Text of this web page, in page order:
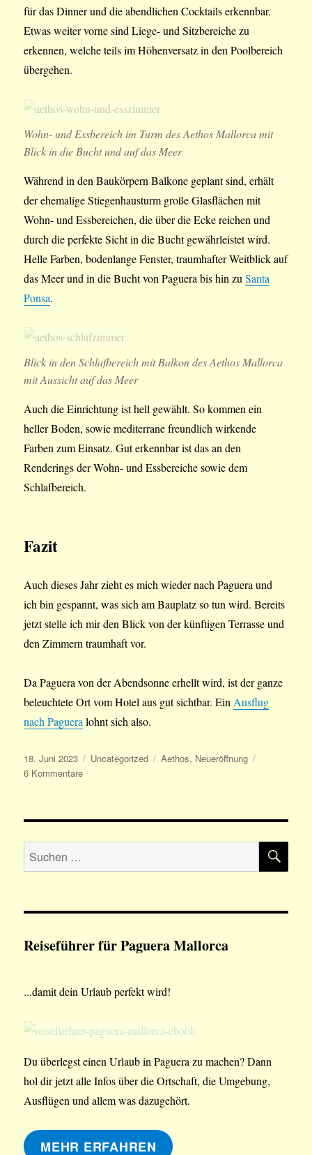
für das Dinner und die abendlichen Cocktails erkennbar.
Etwas weiter vorne sind Liege- und Sitzbereiche zu
erkennen, welche teils im Höhenversatz in den Poolbereich
übergehen.
Wohn- und Essbereich im Turm des Aethos Mallorca mit
Blick in die Bucht und auf das Meer
Während in den Baukörpern Balkone geplant sind, erhält
der ehemalige Stiegenhausturm große Glasflächen mit
Wohn- und Essbereichen, die über die Ecke reichen und
durch die perfekte Sicht in die Bucht gewährleistet wird.
Helle Farben, bodenlange Fenster, traumhafter Weitblick auf
das Meer und in die Bucht von Paguera bis hin zuSanta
Ponsa.
Blick in den Schlafbereich mit Balkon des Aethos Mallorca
mit Aussicht auf das Meer
Auch die Einrichtung ist hell gewählt. So kommen ein
heller Boden, sowie mediterrane freundlich wirkende
Farben zum Einsatz. Gut erkennbar ist das an den
Renderings der Wohn- und Essbereiche sowie dem
Schlafbereich.
Fazit
Auch dieses Jahr zieht es mich wieder nach Paguera und
ich bin gespannt, was sich am Bauplatz so tun wird. Bereits
jetzt stelle ich mir den Blick von der künftigen Terrasse und
den Zimmern traumhaft vor.
Da Paguera von der Abendsonne erhellt wird, ist der ganze
beleuchtete Ort vom Hotel aus gut sichtbar. Ein Ausflug
nach Paguera lohnt sich also.
Veröffentlicht
am
18. Juni 2023 Kategorien
Uncategorized Schlagwörter
Aethos, Neueröffnung
6 Kommentarezu
Aethos
Suchen
nach:
Reiseführer für Paguera Mallorca
...damit dein Urlaub perfekt wird!
Du überlegst einen Urlaub in Paguera zu machen? Dann
hol dir jetzt alle Infos über die Ortschaft, die Umgebung,
Ausflügen und allem was dazugehört.
MEHR ERFAHREN